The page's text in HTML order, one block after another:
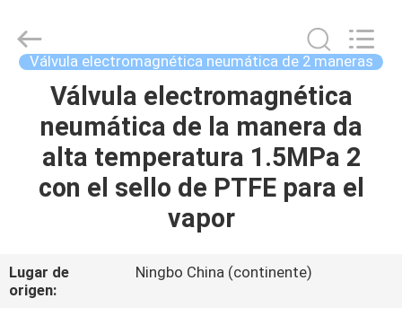
HOGAR
PRODUCTOS
SOBRE
NOSOTROS
FLUID
AUTOMATIC
CONTROL
CO.,LTD.
Válvula electromagnética neumática de 2 maneras
Válvula electromagnética
neumática de la manera da
alta temperatura 1.5MPa 2
con el sello de PTFE para el
vapor
Lugar de
origen:
Ningbo China (continente)